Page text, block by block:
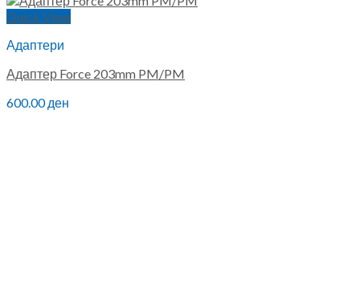
Quick View
Адаптери
Адаптер Force 203mm PM/PM
600.00ден